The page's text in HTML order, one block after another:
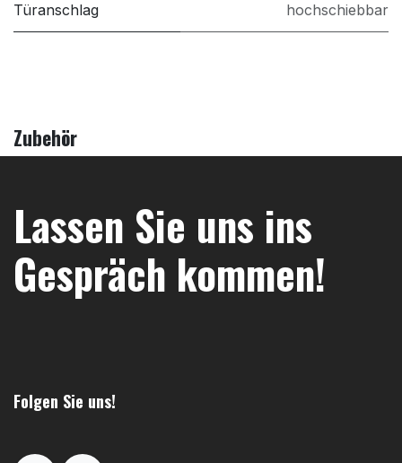
Türanschlag hochschiebbar
Zubehör
Lassen Sie uns ins
Gespräch kommen!
Folgen Sie uns!